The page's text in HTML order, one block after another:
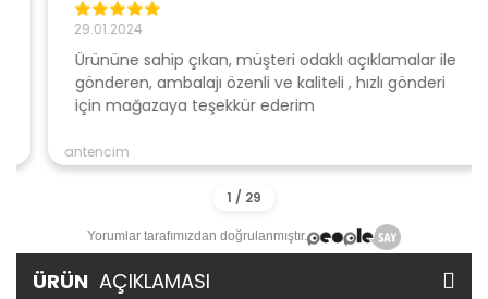
29.01.2024
Ürününe sahip çıkan, müşteri odaklı açıklamalar ile
gönderen, ambalajı özenli ve kaliteli , hızlı gönderi
için mağazaya teşekkür ederim
antencim
Yorumlar tarafımızdan doğrulanmıştır.
ÜRÜN AÇIKLAMASI